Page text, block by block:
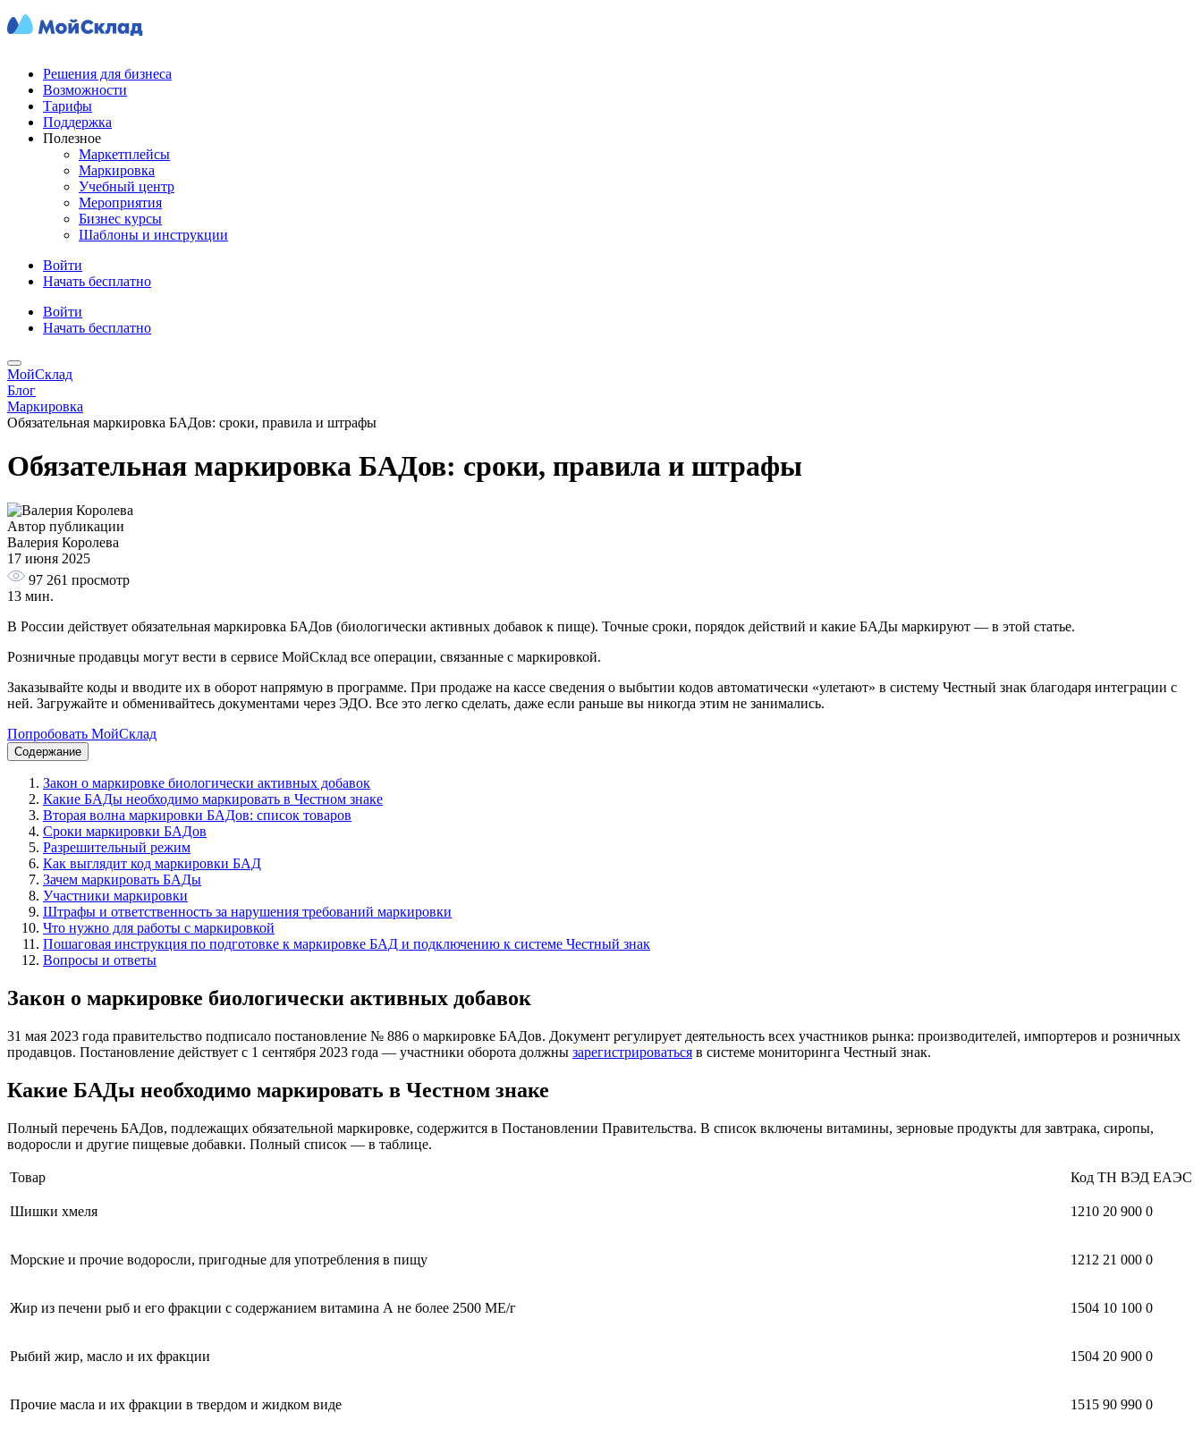
Решения для бизнеса
Возможности
Тарифы
Поддержка
Полезное
Маркетплейсы
Маркировка
Учебный центр
Мероприятия
Бизнес курсы
Шаблоны и инструкции
Войти
Начать бесплатно
Войти
Начать бесплатно
МойСклад
Блог
Маркировка
Обязательная маркировка БАДов: сроки, правила и штрафы
Обязательная маркировка БАДов: сроки, правила и штрафы
Автор публикации
Валерия Королева
17 июня 2025
97 261 просмотр
13 мин.
В России действует обязательная маркировка БАДов (биологически активных добавок к пище). Точные сроки, порядок действий и какие БАДы маркируют — в этой статье.
Розничные продавцы могут вести в сервисе МойСклад все операции, связанные с маркировкой.
Заказывайте коды и вводите их в оборот напрямую в программе. При продаже на кассе сведения о выбытии кодов автоматически «улетают» в систему Честный знак благодаря интеграции с
ней. Загружайте и обменивайтесь документами через ЭДО. Все это легко сделать, даже если раньше вы никогда этим не занимались.
Попробовать МойСклад
Содержание
Закон о маркировке биологически активных добавок
Какие БАДы необходимо маркировать в Честном знаке
Вторая волна маркировки БАДов: список товаров
Сроки маркировки БАДов
Разрешительный режим
Как выглядит код маркировки БАД
Зачем маркировать БАДы
Участники маркировки
Штрафы и ответственность за нарушения требований маркировки
Что нужно для работы с маркировкой
Пошаговая инструкция по подготовке к маркировке БАД и подключению к системе Честный знак
Вопросы и ответы
Закон о маркировке биологически активных добавок
31 мая 2023 года правительство подписало постановление № 886 о маркировке БАДов. Документ регулирует деятельность всех участников рынка: производителей, импортеров и розничных
продавцов. Постановление действует с 1 сентября 2023 года — участники оборота должны зарегистрироваться в системе мониторинга Честный знак.
Какие БАДы необходимо маркировать в Честном знаке
Полный перечень БАДов, подлежащих обязательной маркировке, содержится в Постановлении Правительства. В список включены витамины, зерновые продукты для завтрака, сиропы,
водоросли и другие пищевые добавки. Полный список — в таблице.
Товар Код ТН ВЭД ЕАЭС
Шишки хмеля 1210 20 900 0
Морские и прочие водоросли, пригодные для употребления в пищу 1212 21 000 0
Жир из печени рыб и его фракции с содержанием витамина А не более 2500 МЕ/г 1504 10 100 0
Рыбий жир, масло и их фракции 1504 20 900 0
Прочие масла и их фракции в твердом и жидком виде 1515 90 990 0